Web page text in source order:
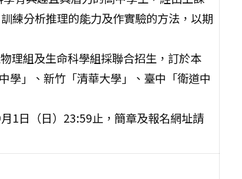
練分析推理的能力及作實驗的方法，以期
理組及生命科學組採聯合招生，訂於本
學」、新竹「清華大學」、臺中「衛道中
1日（日）23:59止，簡章及報名網址請